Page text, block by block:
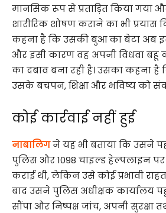
मानसिक रूप से प्रताड़ित किया
शारीरिक शोषण कराने का भी प्रयास
कहना है कि उसकी बुआ का बेटा अब
और इसी कारण वह अपनी विधवा
का दबाव बना रही है। उसका कहना है
उसके बचपन, शिक्षा और भविष्य को
कोई कार्रवाई नहीं हुई
नाबालिगने यह भी बताया कि उसने
पुलिस और 1098 चाइल्ड हेल्पलाइन पर
कराई थी, लेकिन उसे कोई प्रभावी
बाद उसने पुलिस अधीक्षक कार्यालय
सौंपा और निष्पक्ष जांच, अपनी सुरक्षा